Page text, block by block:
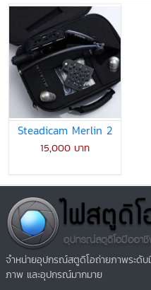
Steadicam Merlin 2
15,000 บาท
จำหน่ายอุปกรณ์สตูดิโอถ่ายภาพระดั
ภาพ และอุปกรณ์มากมาย